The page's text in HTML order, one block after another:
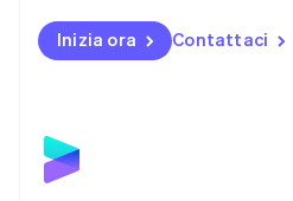
Inizia ora Contattaci
English
Nuova Zelanda
Polonia
English